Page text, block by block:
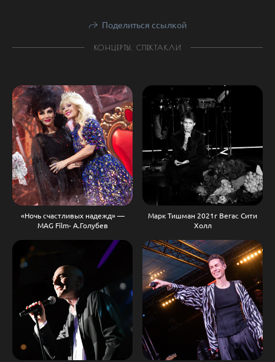
Поделиться ссылкой
КОНЦЕРТЫ, СПЕКТАКЛИ
«Ночь счастливых надежд» —
MAG Film- А.Голубев
Марк Тишман 2021г Вегас Сити
Холл